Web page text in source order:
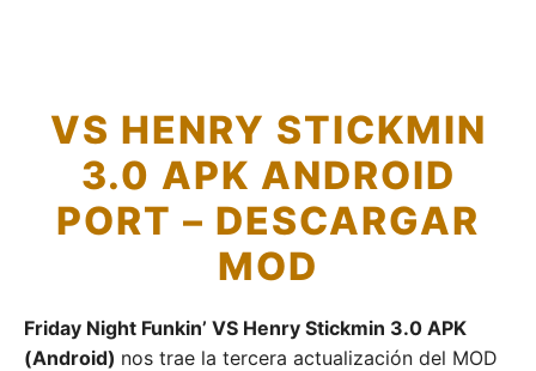
VS HENRY STICKMIN
3.0 APK ANDROID
PORT – DESCARGAR
MOD
Friday Night Funkin’ VS Henry Stickmin 3.0 APK
(Android) nos trae la tercera actualización del MOD